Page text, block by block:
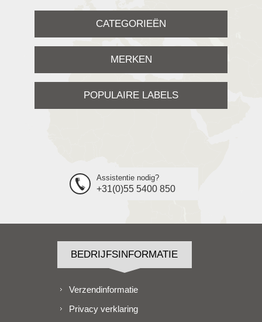
CATEGORIEËN
MERKEN
POPULAIRE LABELS
Assistentie nodig?
+31(0)55 5400 850
BEDRIJFSINFORMATIE
Verzendinformatie
Privacy verklaring